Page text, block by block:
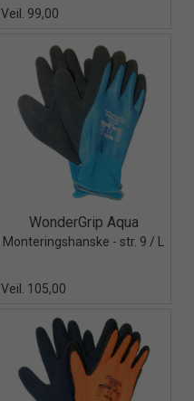
Veil. 99,00
Quick View+
WonderGrip Aqua
Monteringshanske - str. 9 / L
Veil. 105,00